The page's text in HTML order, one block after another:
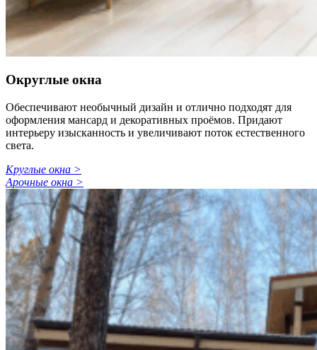
Округлые окна
Обеспечивают необычный дизайн и отлично подходят для
оформления мансард и декоративных проёмов. Придают
интерьеру изысканность и увеличивают поток естественного
света.
Круглые окна >
Арочные окна >